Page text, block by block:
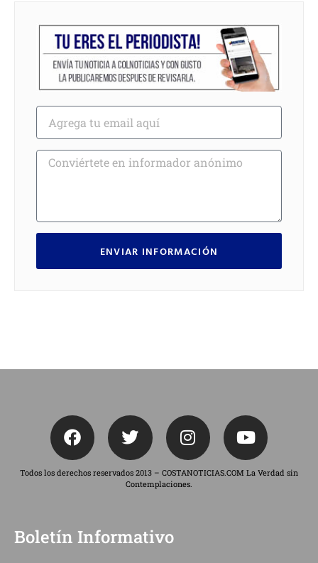
ENVIAR INFORMACIÓN
Todos los derechos reservados 2013 – COSTANOTICIAS.COM La Verdad sin
Contemplaciones.
Boletín Informativo